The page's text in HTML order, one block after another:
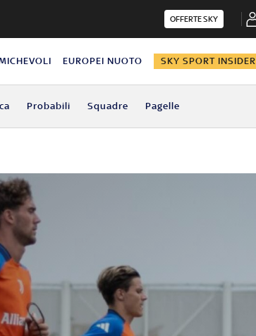
OFFERTE SKY
EUROPEI NUOTO SKY SPORT INSIDER
Probabili Squadre Pagelle